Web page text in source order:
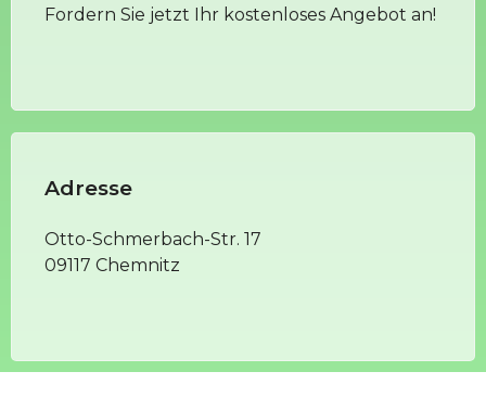
Adresse
Otto-Schmerbach-Str. 17
09117 Chemnitz
Fordern Sie jetzt Ihr kostenloses Angebot an!